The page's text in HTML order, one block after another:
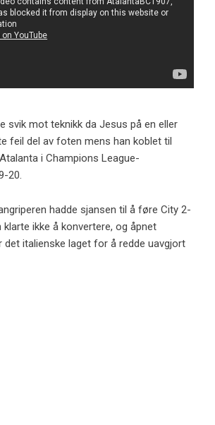
svik mot teknikk da Jesus på en eller
feil del av foten mens han koblet til
i Champions League-
20.
hadde sjansen til å føre City 2-
klarte ikke å konvertere, og åpnet
det italienske laget for å redde uavgjort